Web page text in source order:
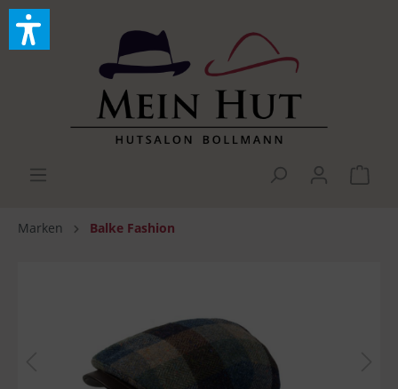
Marken Balke Fashion